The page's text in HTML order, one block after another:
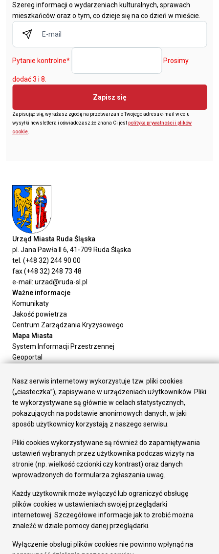
Szereg informacji o wydarzeniach kulturalnych, sprawach
mieszkańców oraz o tym, co dzieje się na co dzień w mieście.
Pytanie kontrolne* Prosimy
dodać 3 i 8.
Zapisz się
Zapisując się, wyrażasz zgodę na przetwarzanie Twojego adresu e-mail w celu
wysyłki newslettera i oświadczasz że znana Ci jestpolityka prywatności i plików
cookie
Urząd Miasta Ruda Śląska
pl. Jana Pawła II 6, 41-709 Ruda Śląska
tel. (+48 32) 244 90 00
fax (+48 32) 248 73 48
e-mail: urzad@ruda-sl.pl
Ważne informacje
Komunikaty
Jakość powietrza
Centrum Zarządzania Kryzysowego
Mapa Miasta
System Informacji Przestrzennej
Geoportal
Załatw sprawę
Prezydent Miasta
Rada Miasta
Wydziały
Elektroniczna Skrzynka Podawcza
Gospodarka
Fundusze europejskie
Środki krajowe
Oferty inwestycyjne
Pozostałe
Deklaracja dostępności
Dane osobowe
Dodaj opinię o witrynie
Nasz serwis internetowy wykorzystuje tzw. pliki cookies
(„ciasteczka”), zapisywane w urządzeniach użytkowników. Pliki
te wykorzystywane są głównie w celach statystycznych,
pokazujących na podstawie anonimowych danych, w jaki
sposób użytkownicy korzystają z naszego serwisu.
Pliki cookies wykorzystywane są również do zapamiętywania
ustawień wybranych przez użytkownika podczas wizyty na
stronie (np. wielkość czcionki czy kontrast) oraz danych
wprowadzonych do formularza zgłaszania uwag.
Każdy użytkownik może wyłączyć lub ograniczyć obsługę
plików cookies w ustawieniach swojej przeglądarki
internetowej. Szczegółowe informacje jak to zrobić można
znaleźć w dziale pomocy danej przeglądarki.
Wyłączenie obsługi plików cookies nie powinno wpłynąć na